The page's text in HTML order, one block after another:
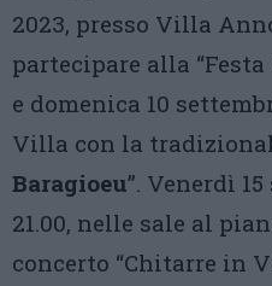
2023, presso Villa
partecipare alla “Festa
e domenica 10
Villa con la
Baragioeu”. Venerdì
21.00, nelle sale al
concerto “Chitarre in